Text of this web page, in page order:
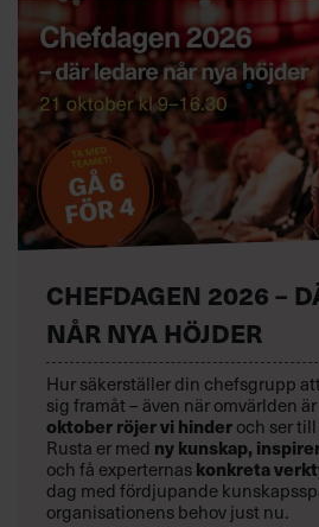
CHEFDAGEN 2026 –
NÅR NYA HÖJDER
Hur säkerställer din chefsgrupp
sig framåt – även när omvärlden
oktoberröjer vi hinder och ser
Rusta er med ny kunskap,
och få experternas konkreta
dag med fördjupande
organisationens behov just nu.